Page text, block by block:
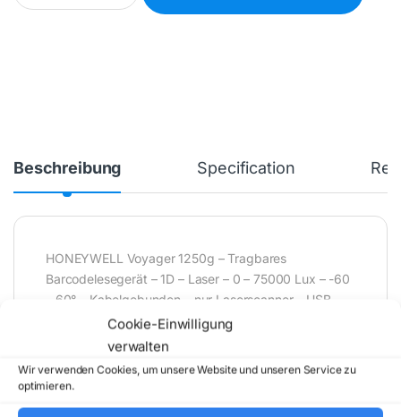
Cookie-Einwilligung
verwalten
Wir verwenden Cookies, um unsere Website und unseren Service zu
optimieren.
Beschreibung Specification
HONEYWELL Voyager 1250g – Tragbares
Barcodelesegerät – 1D – Laser – 0 – 75000 Lux – -60
– 60° – Kabelgebunden – nur Laserscanner – USB
Kabel – Standfuß – schwarz
* Für Fehler im Datenblatt übernimmt (buy-net.de)